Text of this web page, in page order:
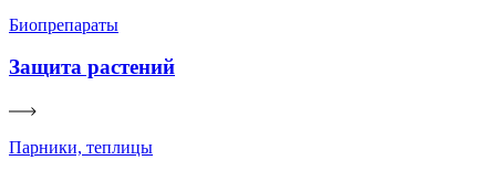
Биопрепараты
Защита растений
Парники, теплицы